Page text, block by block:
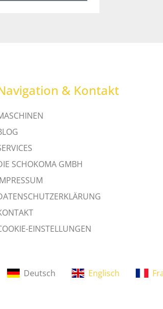
& Kontakt
SCHOKOMA GMBH
EINSTELLUNGEN
Deutsch Englisch